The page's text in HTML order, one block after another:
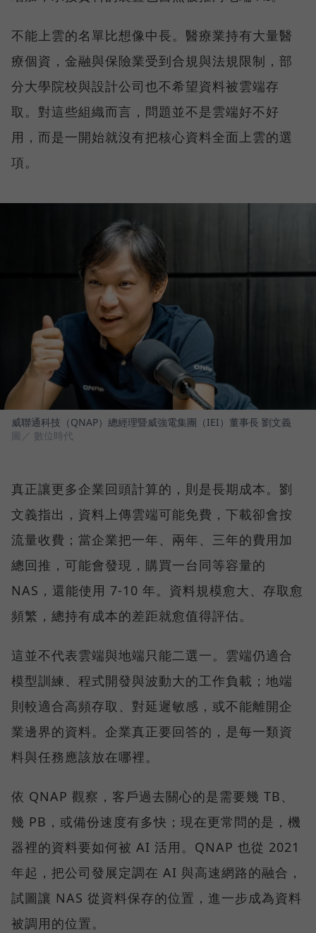
不能上雲的名單比想像中長。醫療業持有大量醫
療個資，金融與保險業受到合規與法規限制，部
分大學院校與設計公司也不希望資料被雲端存
取。對這些組織而言，問題並不是雲端好不好
用，而是一開始就沒有把核心資料全面上雲的選
項。
威聯通科技（QNAP）總經理暨威強電集團（IEI）董事長 劉文義
圖／ 數位時代
真正讓更多企業回頭計算的，則是長期成本。劉
文義指出，資料上傳雲端可能免費，下載卻會按
流量收費；當企業把一年、兩年、三年的費用加
總回推，可能會發現，購買一台同等容量的
NAS，還能使用 7-10 年。資料規模愈大、存取愈
頻繁，總持有成本的差距就愈值得評估。
這並不代表雲端與地端只能二選一。雲端仍適合
模型訓練、程式開發與波動大的工作負載；地端
則較適合高頻存取、對延遲敏感，或不能離開企
業邊界的資料。企業真正要回答的，是每一類資
料與任務應該放在哪裡。
依 QNAP 觀察，客戶過去關心的是需要幾 TB、
幾 PB，或備份速度有多快；現在更常問的是，機
器裡的資料要如何被 AI 活用。QNAP 也從 2021
年起，把公司發展定調在 AI 與高速網路的融合，
試圖讓 NAS 從資料保存的位置，進一步成為資料
被調用的位置。